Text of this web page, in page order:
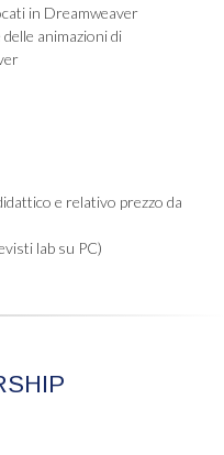
in Dreamweaver
animazioni di
e relativo prezzo da
lab su PC)